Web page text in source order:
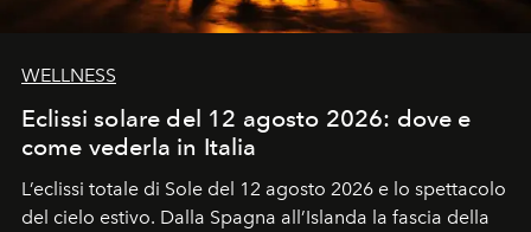
WELLNESS
Eclissi solare del 12 agosto 2026: dove e
come vederla in Italia
L’eclissi totale di Sole del 12 agosto 2026 e lo spettacolo
del cielo estivo. Dalla Spagna all’Islanda la fascia della